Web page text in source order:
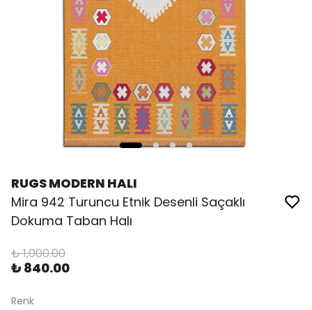
RUGS MODERN HALI
Mira 942 Turuncu Etnik Desenli Saçaklı
Dokuma Taban Halı
₺ 1,000.00
₺ 840.00
Renk